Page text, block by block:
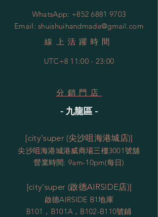
WhatsApp: +852 6881 9703
Email:shuishuihandmade@gmail.com
​線上活躍時間
UTC+8 11:00 - 23:00
分銷門店
- 九龍區 -
[city'super (尖沙咀海港城店)]
尖沙咀海港城港威商場三樓3001號舖
營業時間: 9am-10pm(每日)
[city'super (啟德AIRSIDE店)]
啟德AIRSIDE B1地庫
B101，B101A，B102-B110號鋪